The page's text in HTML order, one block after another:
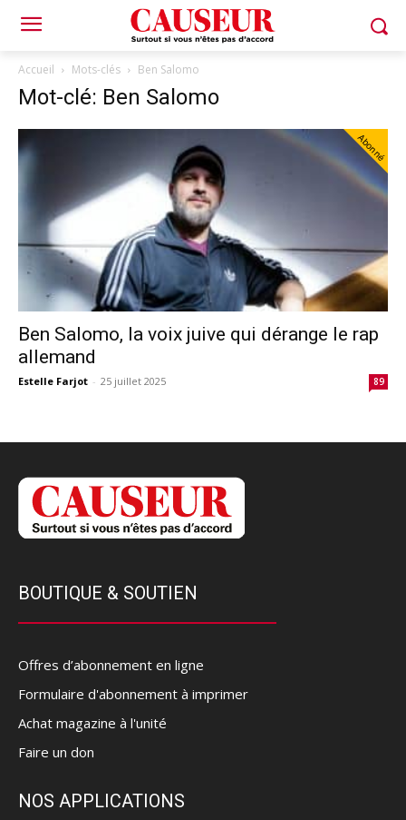
Accueil Mots-clés Ben Salomo
Mot-clé: Ben Salomo
Abonné
Ben Salomo, la voix juive qui dérange le rap
allemand
Estelle Farjot - 25 juillet 2025 89
BOUTIQUE & SOUTIEN
Offres d’abonnement en ligne
Formulaire d'abonnement à imprimer
Achat magazine à l'unité
Faire un don
NOS APPLICATIONS